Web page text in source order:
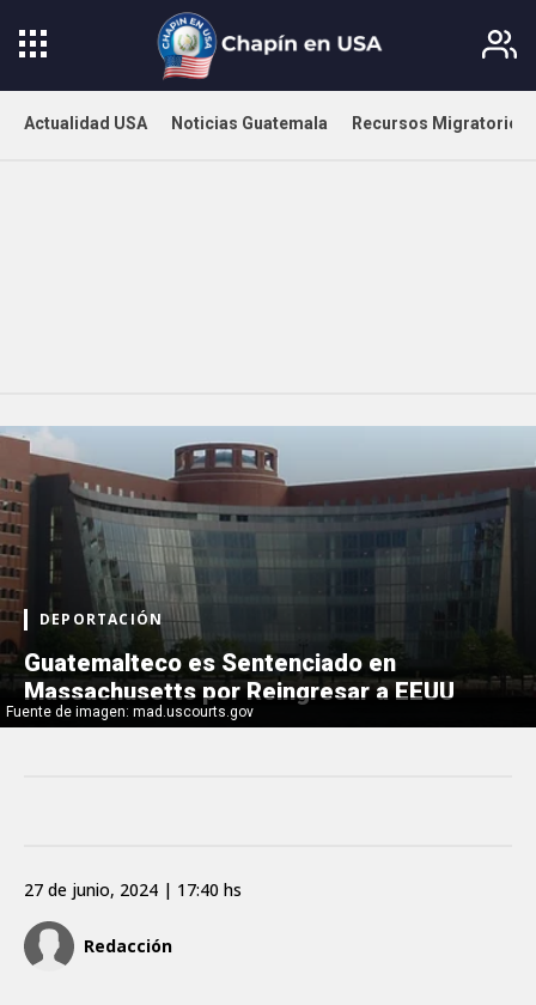
Actualidad USA Noticias Guatemala Recursos Migratorios
Fuente de imagen: mad.uscourts.gov
DEPORTACIÓN
Guatemalteco es Sentenciado en
Massachusetts por Reingresar a EEUU
Redacción
27 de junio, 2024 | 17:40 hs